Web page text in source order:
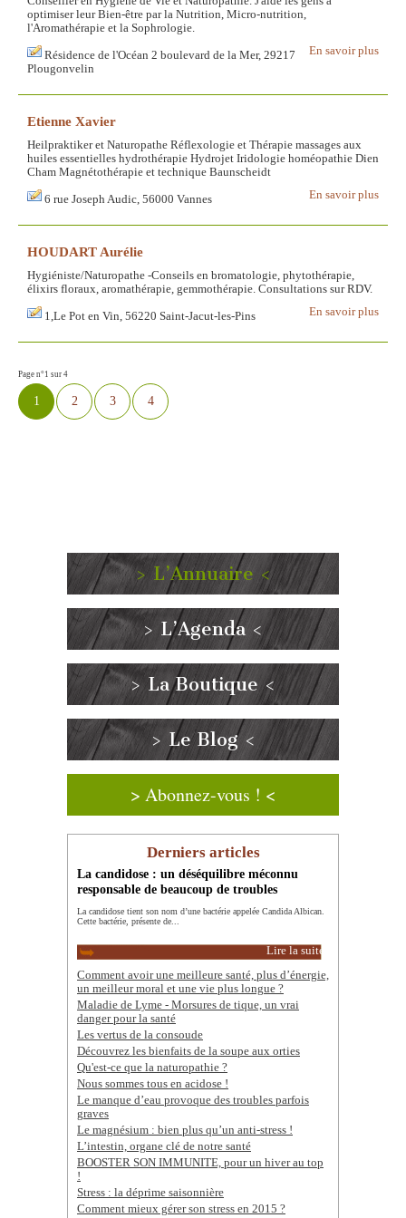
optimiser leur Bien-être par la Nutrition, Micro-nutrition,
l'Aromathérapie et la Sophrologie.
En savoir plus
Résidence de l'Océan 2 boulevard de la Mer, 29217
Plougonvelin
Etienne Xavier
Heilpraktiker et Naturopathe Réflexologie et Thérapie massages aux
huiles essentielles hydrothérapie Hydrojet Iridologie homéopathie Dien
Cham Magnétothérapie et technique Baunscheidt
En savoir plus
6 rue Joseph Audic, 56000 Vannes
HOUDART Aurélie
Hygiéniste/Naturopathe -Conseils en bromatologie, phytothérapie,
élixirs floraux, aromathérapie, gemmothérapie. Consultations sur RDV.
En savoir plus
1,Le Pot en Vin, 56220 Saint-Jacut-les-Pins
Page n°1 sur 4
1 2 3 4
> L’Annuaire <
> L’Agenda <
> La Boutique <
> Le Blog <
> Abonnez-vous ! <
Derniers articles
La candidose : un déséquilibre méconnu
responsable de beaucoup de troubles
La candidose tient son nom d’une bactérie appelée Candida Albican.
Cette bactérie, présente de...
Lire la suite
Comment avoir une meilleure santé, plus d’énergie,
un meilleur moral et une vie plus longue ?
Maladie de Lyme - Morsures de tique, un vrai
danger pour la santé
Les vertus de la consoude
Découvrez les bienfaits de la soupe aux orties
Qu'est-ce que la naturopathie ?
Nous sommes tous en acidose !
Le manque d’eau provoque des troubles parfois
graves
Le magnésium : bien plus qu’un anti-stress !
L’intestin, organe clé de notre santé
BOOSTER SON IMMUNITE, pour un hiver au top
!
Stress : la déprime saisonnière
Comment mieux gérer son stress en 2015 ?